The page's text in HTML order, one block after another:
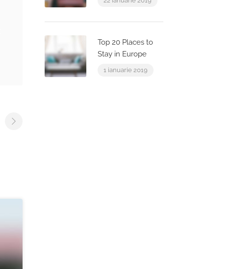
Top 20 Places to
Stay in Europe
1 ianuarie 2019